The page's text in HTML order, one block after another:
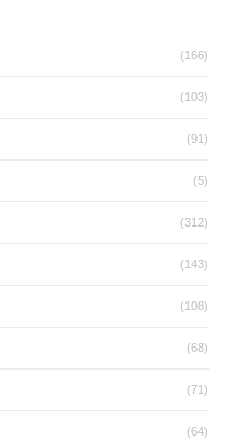
(166)
(103)
(91)
(5)
(312)
(143)
(108)
(68)
(71)
(64)